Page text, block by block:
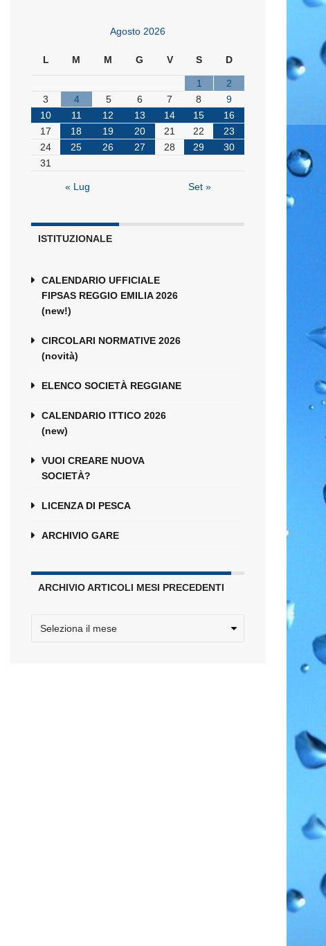
Agosto 2026
L M M G V S D
1
2
3
4 5 6 7 8
9
10
11 12 13 14 15
16
17
18 19 20 21 22
23
24
25 26 27 28 29
30
31
« Lug Set »
ISTITUZIONALE
CALENDARIO UFFICIALE
FIPSAS REGGIO EMILIA 2026
(new!)
CIRCOLARI NORMATIVE 2026
(novità)
ELENCO SOCIETÀ REGGIANE
CALENDARIO ITTICO 2026
(new)
VUOI CREARE NUOVA
SOCIETÀ?
LICENZA DI PESCA
ARCHIVIO GARE
ARCHIVIO ARTICOLI MESI PRECEDENTI